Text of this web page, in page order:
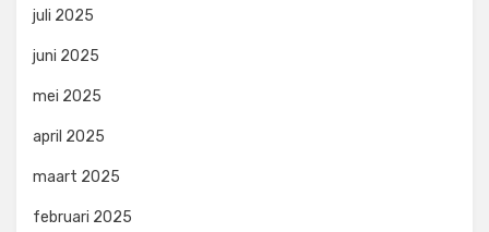
juli 2025
juni 2025
mei 2025
april 2025
maart 2025
februari 2025